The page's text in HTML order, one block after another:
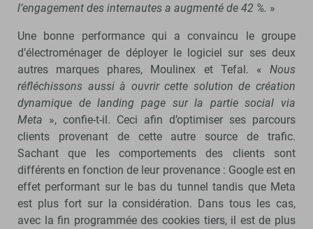
l’engagement des internautes a augmenté de 42 %. »
Une bonne performance qui a convaincu le groupe
d’électroménager de déployer le logiciel sur ses deux
autres marques phares, Moulinex et Tefal. « Nous
réfléchissons aussi à ouvrir cette solution de création
dynamique de landing page sur la partie social via
Meta », confie-t-il. Ceci afin d’optimiser ses parcours
clients provenant de cette autre source de trafic.
Sachant que les comportements des clients sont
différents en fonction de leur provenance : Google est en
effet performant sur le bas du tunnel tandis que Meta
est plus fort sur la considération. Dans tous les cas,
avec la fin programmée des cookies tiers, il est de plus